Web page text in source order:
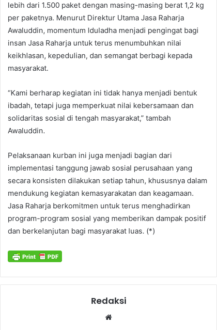
lebih dari 1.500 paket dengan masing-masing berat 1,2 kg
per paketnya. Menurut Direktur Utama Jasa Raharja
Awaluddin, momentum Iduladha menjadi pengingat bagi
insan Jasa Raharja untuk terus menumbuhkan nilai
keikhlasan, kepedulian, dan semangat berbagi kepada
masyarakat.
“Kami berharap kegiatan ini tidak hanya menjadi bentuk
ibadah, tetapi juga memperkuat nilai kebersamaan dan
solidaritas sosial di tengah masyarakat,” tambah
Awaluddin.
Pelaksanaan kurban ini juga menjadi bagian dari
implementasi tanggung jawab sosial perusahaan yang
secara konsisten dilakukan setiap tahun, khususnya dalam
mendukung kegiatan kemasyarakatan dan keagamaan.
Jasa Raharja berkomitmen untuk terus menghadirkan
program-program sosial yang memberikan dampak positif
dan berkelanjutan bagi masyarakat luas. (*)
Redaksi